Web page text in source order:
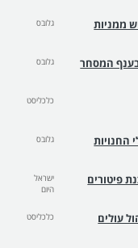
ממניות
גלובס
בענף המסחר גלובס
כלכליסט
החנויות
גלובס
פיטורים
ישראל
היום
עולים כלכליסט